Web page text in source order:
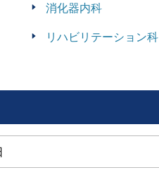
消化器内科
リハビリテーション科